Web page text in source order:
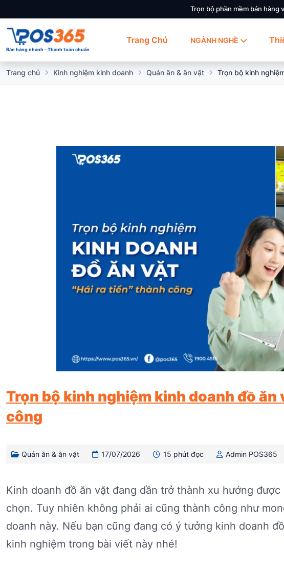
Trọn bộ phần mềm bán hàng
Bán hàng nhanh - Thanh toán chuẩn
Trang Chủ NGÀNH NGHỀ
Trang chủ Kinh nghiệm kinh doanh Quán ăn & ăn vặt
Trọn bộ kinh nghiệm kinh doanh đồ ăn
công
Quán ăn & ăn vặt 17/07/2026 15 phút đọc Admin POS365
Kinh doanh đồ ăn vặt đang dần trở thành xu hướng
chọn. Tuy nhiên không phải ai cũng thành công như
doanh này. Nếu bạn cũng đang có ý tưởng kinh doanh
kinh nghiệm trong bài viết này nhé!